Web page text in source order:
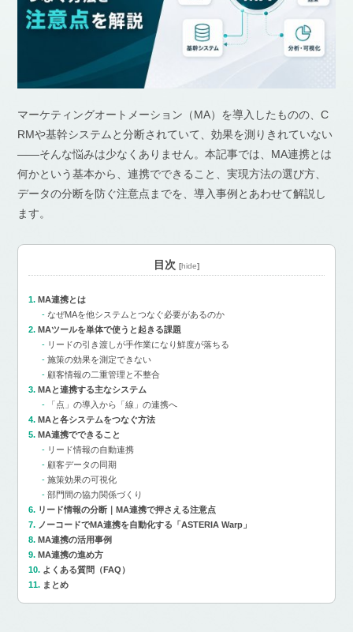
マーケティングオートメーション（MA）を導入したものの、C
RMや基幹システムと分断されていて、効果を測りきれていない
——そんな悩みは少なくありません。本記事では、MA連携とは
何かという基本から、連携でできること、実現方法の選び方、
データの分断を防ぐ注意点までを、導入事例とあわせて解説し
ます。
目次 [hide]
MA連携とは
なぜMAを他システムとつなぐ必要があるのか
MAツールを単体で使うと起きる課題
リードの引き渡しが手作業になり鮮度が落ちる
施策の効果を測定できない
顧客情報の二重管理と不整合
MAと連携する主なシステム
「点」の導入から「線」の連携へ
MAと各システムをつなぐ方法
MA連携でできること
リード情報の自動連携
顧客データの同期
施策効果の可視化
部門間の協力関係づくり
リード情報の分断｜MA連携で押さえる注意点
ノーコードでMA連携を自動化する「ASTERIA Warp」
MA連携の活用事例
MA連携の進め方
よくある質問（FAQ）
まとめ